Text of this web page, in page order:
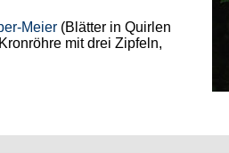
Meier (Blätter in Quirlen
mit drei Zipfeln,